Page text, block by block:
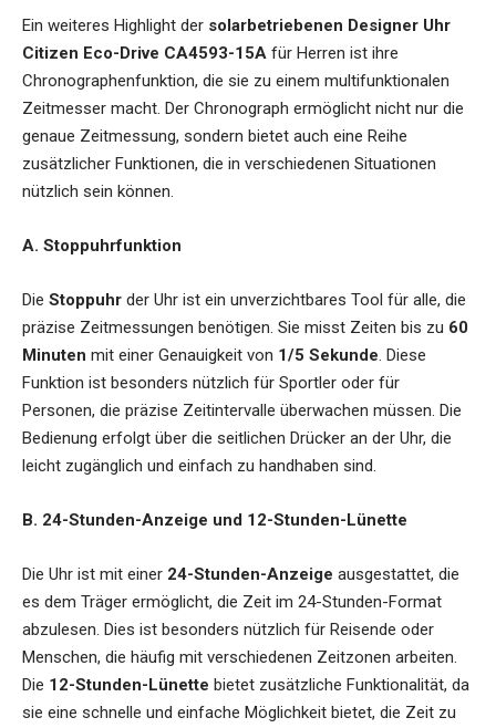
Ein weiteres Highlight der solarbetriebenen Designer Uhr
Citizen Eco-Drive CA4593-15A für Herren ist ihre
Chronographenfunktion, die sie zu einem multifunktionalen
Zeitmesser macht. Der Chronograph ermöglicht nicht nur die
genaue Zeitmessung, sondern bietet auch eine Reihe
zusätzlicher Funktionen, die in verschiedenen Situationen
nützlich sein können.
A. Stoppuhrfunktion
Die Stoppuhr der Uhr ist ein unverzichtbares Tool für alle, die
präzise Zeitmessungen benötigen. Sie misst Zeiten bis zu 60
Minuten mit einer Genauigkeit von 1/5 Sekunde. Diese
Funktion ist besonders nützlich für Sportler oder für
Personen, die präzise Zeitintervalle überwachen müssen. Die
Bedienung erfolgt über die seitlichen Drücker an der Uhr, die
leicht zugänglich und einfach zu handhaben sind.
B. 24-Stunden-Anzeige und 12-Stunden-Lünette
Die Uhr ist mit einer 24-Stunden-Anzeige ausgestattet, die
es dem Träger ermöglicht, die Zeit im 24-Stunden-Format
abzulesen. Dies ist besonders nützlich für Reisende oder
Menschen, die häufig mit verschiedenen Zeitzonen arbeiten.
Die 12-Stunden-Lünette bietet zusätzliche Funktionalität, da
sie eine schnelle und einfache Möglichkeit bietet, die Zeit zu